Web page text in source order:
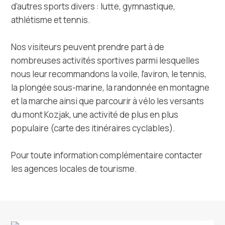
Destination
Que faire
Infos
Multimédias
Office de tourisme
Safe in Dalmatia
d’autres sports divers : lutte, gymnastique,
athlétisme et tennis.
Nos visiteurs peuvent prendre part à de
nombreuses activités sportives parmi lesquelles
nous leur recommandons la voile, l’aviron, le tennis,
la plongée sous-marine, la randonnée en montagne
et la marche ainsi que parcourir à vélo les versants
du mont Kozjak, une activité de plus en plus
populaire (carte des itinéraires cyclables).
Pour toute information complémentaire contacter
lesagences locales de tourisme.